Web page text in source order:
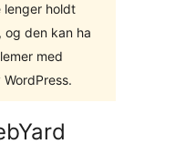
lenger holdt
den kan ha
med